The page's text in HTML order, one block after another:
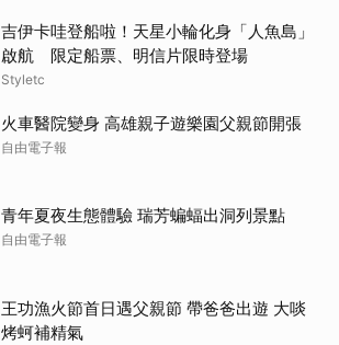
吉伊卡哇登船啦！天星小輪化身「人魚島」
啟航 限定船票、明信片限時登場
Styletc
火車醫院變身 高雄親子遊樂園父親節開張
自由電子報
青年夏夜生態體驗 瑞芳蝙蝠出洞列景點
自由電子報
王功漁火節首日遇父親節 帶爸爸出遊 大啖
烤蚵補精氣